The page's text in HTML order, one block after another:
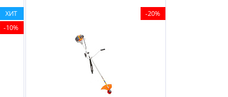
ХИТ
-10%
-20%